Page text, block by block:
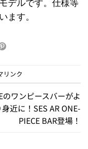
ます。
リンク
のワンピースバーがよ
身近に！SES AR ONE-
PIECE BAR登場！